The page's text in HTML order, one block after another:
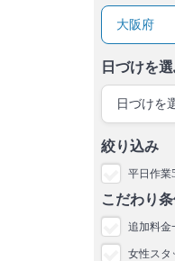
大阪府
日づけを
日づけを
絞り込み
平日作業
こだわり
追加料金
女性スタ